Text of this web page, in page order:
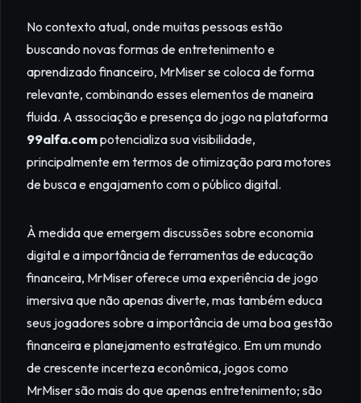
No contexto atual, onde muitas pessoas estão
buscando novas formas de entretenimento e
aprendizado financeiro, MrMiser se coloca de forma
relevante, combinando esses elementos de maneira
fluida. A associação e presença do jogo na plataforma
99alfa.compotencializa sua visibilidade,
principalmente em termos de otimização para motores
de busca e engajamento com o público digital.
À medida que emergem discussões sobre economia
digital e a importância de ferramentas de educação
financeira, MrMiser oferece uma experiência de jogo
imersiva que não apenas diverte, mas também educa
seus jogadores sobre a importância de uma boa gestão
financeira e planejamento estratégico. Em um mundo
de crescente incerteza econômica, jogos como
MrMiser são mais do que apenas entretenimento; são